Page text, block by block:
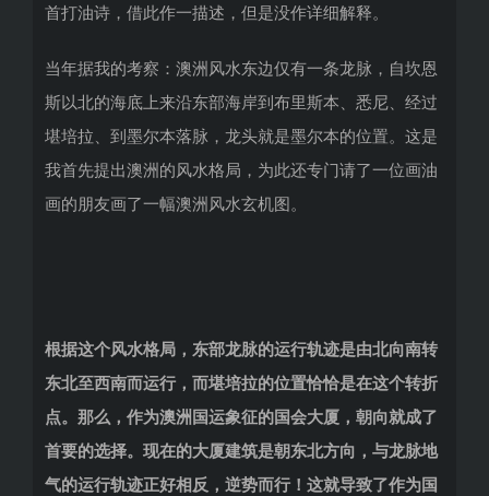
首打油诗，借此作一描述，但是没作详细解释。
当年据我的考察：澳洲风水东边仅有一条龙脉，自坎恩
斯以北的海底上来沿东部海岸到布里斯本、悉尼、经过
堪培拉、到墨尔本落脉，龙头就是墨尔本的位置。这是
我首先提出澳洲的风水格局，为此还专门请了一位画油
画的朋友画了一幅澳洲风水玄机图。
根据这个风水格局，东部龙脉的运行轨迹是由北向南转
东北至西南而运行，而堪培拉的位置恰恰是在这个转折
点。那么，作为澳洲国运象征的国会大厦，朝向就成了
首要的选择。现在的大厦建筑是朝东北方向，与龙脉地
气的运行轨迹正好相反，逆势而行！这就导致了作为国